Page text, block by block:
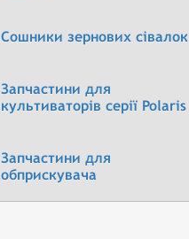
Сошники зернових сівалок
Запчастини для
культиваторів серії Polaris
Запчастини для
обприскувача